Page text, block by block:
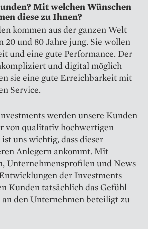
Mit welchen Wünschen
diese zu Ihnen?
kommen aus der ganzen Welt
20 und 80 Jahre jung. Sie wollen
und eine gute Performance. Der
und digital möglich
sie eine gute Erreichbarkeit mit
Service.
werden unsere Kunden
von qualitativ hochwertigen
uns wichtig, dass dieser
Anlegern ankommt. Mit
Unternehmensprofilen und News
der Investments
Kunden tatsächlich das Gefühl
den Unternehmen beteiligt zu